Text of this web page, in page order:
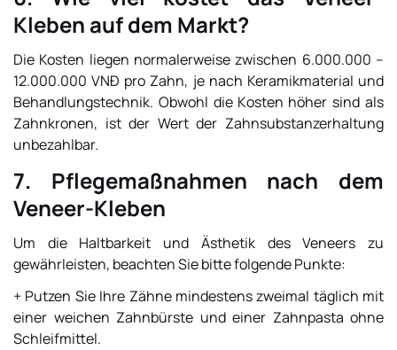
Kleben auf dem Markt?
Die Kosten liegen normalerweise zwischen 6.000.000 –
12.000.000 VNĐ pro Zahn, je nach Keramikmaterial und
Behandlungstechnik. Obwohl die Kosten höher sind als
Zahnkronen, ist der Wert der Zahnsubstanzerhaltung
unbezahlbar.
7. Pflegemaßnahmen nach dem
Veneer-Kleben
Um die Haltbarkeit und Ästhetik des Veneers zu
gewährleisten, beachten Sie bitte folgende Punkte:
+ Putzen Sie Ihre Zähne mindestens zweimal täglich mit
einer weichen Zahnbürste und einer Zahnpasta ohne
Schleifmittel.